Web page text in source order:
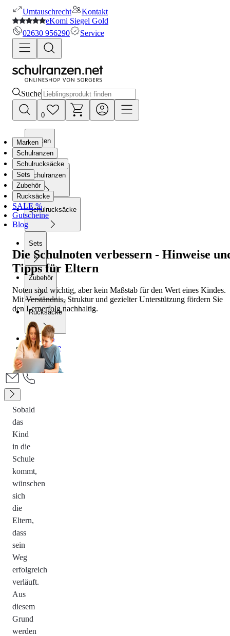
Umtauschrecht
Kontakt
eKomi Siegel Gold
02630 956290
Service
Suche
0
Marken
Schulranzen
Schulrucksäcke
Sets
Zubehör
Rucksäcke
SALE %
Gutscheine
Blog
Marken
Schulranzen
Schulrucksäcke
Sets
Zubehör
Rucksäcke
SALE %
Gutscheine
Blog
Die Schulnoten verbessern - Hinweise
Tipps für Eltern
Noten sind wichtig, aber kein Maßstab für den Wert eines Kindes.
Mit Verständnis, Struktur und gezielter Unterstützung fördern Sie
den Lernerfolg nachhaltig.
Sobald
das
Kind
in die
Schule
kommt,
wünschen
sich
die
Eltern,
dass
sein
Weg
erfolgreich
verläuft.
Aus
diesem
Grund
werden